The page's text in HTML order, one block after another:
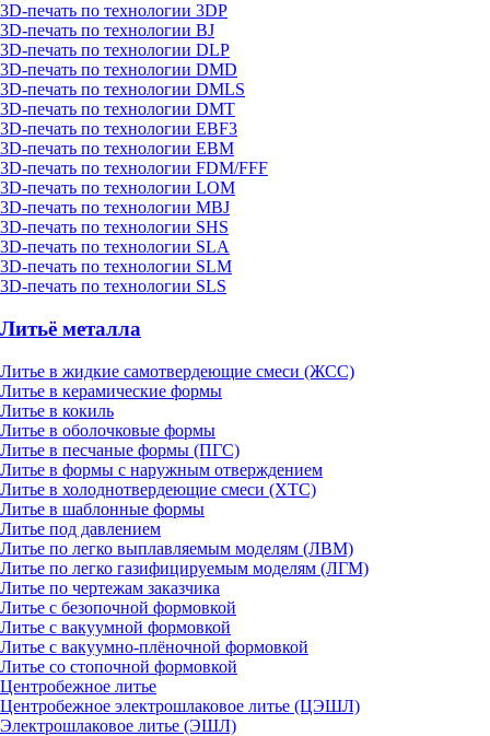
3D-печать по технологии 3DP
3D-печать по технологии BJ
3D-печать по технологии DLP
3D-печать по технологии DMD
3D-печать по технологии DMLS
3D-печать по технологии DMT
3D-печать по технологии EBF3
3D-печать по технологии EBM
3D-печать по технологии FDM/FFF
3D-печать по технологии LOM
3D-печать по технологии MBJ
3D-печать по технологии SHS
3D-печать по технологии SLA
3D-печать по технологии SLM
3D-печать по технологии SLS
Литьё металла
Литье в жидкие самотвердеющие смеси (ЖСС)
Литье в керамические формы
Литье в кокиль
Литье в оболочковые формы
Литье в песчаные формы (ПГС)
Литье в формы с наружным отверждением
Литье в холоднотвердеющие смеси (ХТС)
Литье в шаблонные формы
Литье под давлением
Литье по легко выплавляемым моделям (ЛВМ)
Литье по легко газифицируемым моделям (ЛГМ)
Литье по чертежам заказчика
Литье с безопочной формовкой
Литье с вакуумной формовкой
Литье с вакуумно-плёночной формовкой
Литье со стопочной формовкой
Центробежное литье
Центробежное электрошлаковое литье (ЦЭШЛ)
Электрошлаковое литье (ЭШЛ)